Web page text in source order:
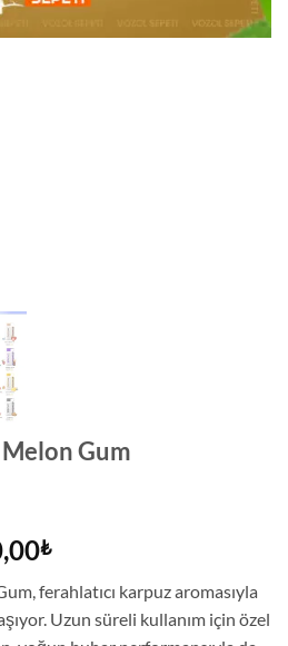
Gum
₺Şu
fiyat:
1.390,00₺.
ferahlatıcı karpuz aromasıyla
Uzun süreli kullanım için özel